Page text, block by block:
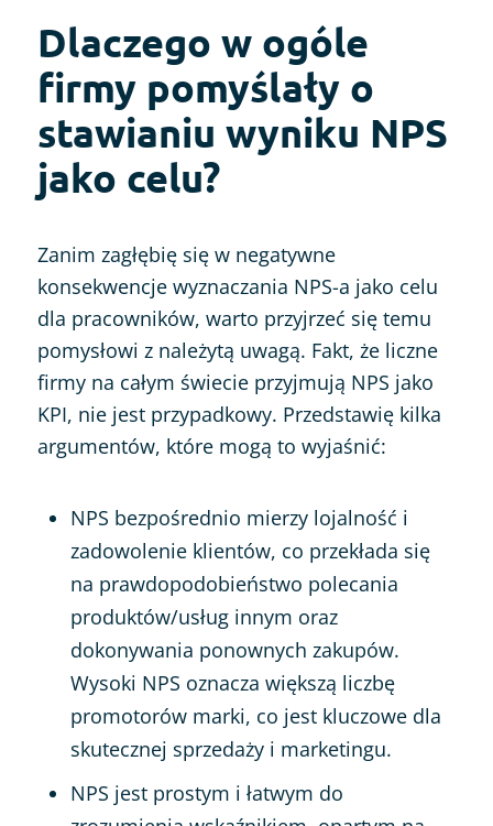
Dlaczego w ogóle
firmy pomyślały o
stawianiu wyniku NPS
jako celu?
Zanim zagłębię się w negatywne
konsekwencje wyznaczania NPS-a jako celu
dla pracowników, warto przyjrzeć się temu
pomysłowi z należytą uwagą. Fakt, że liczne
firmy na całym świecie przyjmują NPS jako
KPI, nie jest przypadkowy. Przedstawię kilka
argumentów, które mogą to wyjaśnić:
NPS bezpośrednio mierzy lojalność i
zadowolenie klientów, co przekłada się
na prawdopodobieństwo polecania
produktów/usług innym oraz
dokonywania ponownych zakupów.
Wysoki NPS oznacza większą liczbę
promotorów marki, co jest kluczowe dla
skutecznej sprzedaży i marketingu.
NPS jest prostym i łatwym do